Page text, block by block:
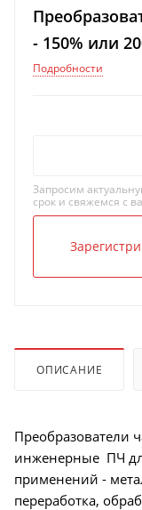
- 150% или
Подробности
Запросим
срок и свяжемся с
ОПИСАНИЕ
Преобразователи
инженерные ПЧ
применений -
переработка,